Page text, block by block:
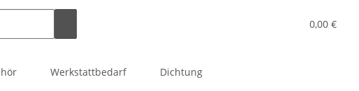
0,00 €
Werkstattbedarf Dichtung